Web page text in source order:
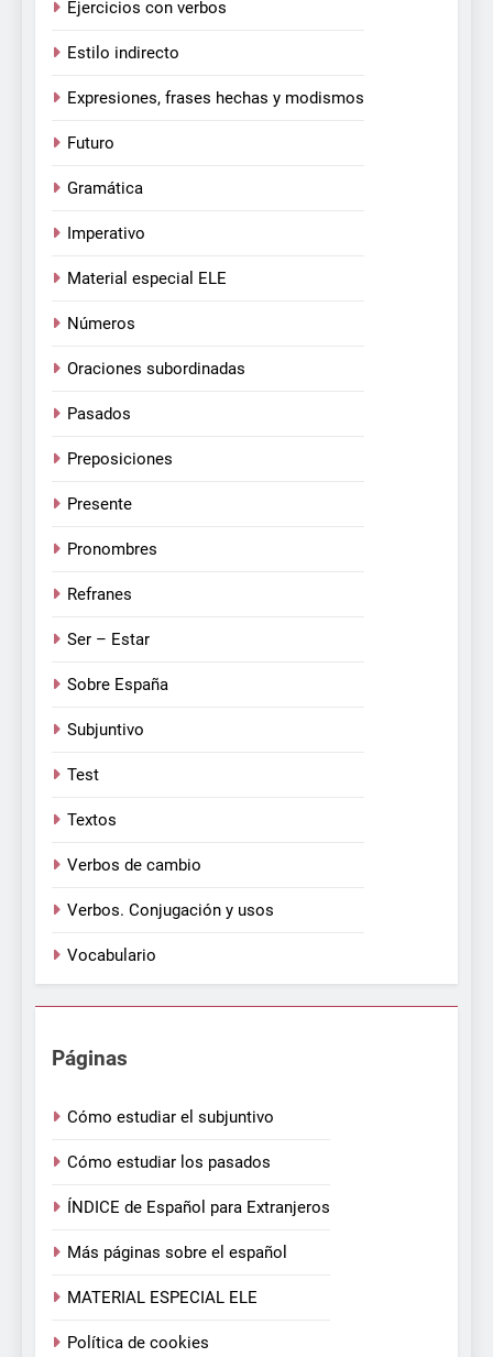
Ejercicios con verbos
Estilo indirecto
Expresiones, frases hechas y modismos
Futuro
Gramática
Imperativo
Material especial ELE
Números
Oraciones subordinadas
Pasados
Preposiciones
Presente
Pronombres
Refranes
Ser – Estar
Sobre España
Subjuntivo
Test
Textos
Verbos de cambio
Verbos. Conjugación y usos
Vocabulario
Páginas
Cómo estudiar el subjuntivo
Cómo estudiar los pasados
ÍNDICE de Español para Extranjeros
Más páginas sobre el español
MATERIAL ESPECIAL ELE
Política de cookies